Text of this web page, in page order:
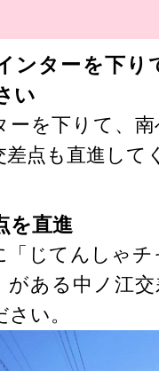
ンターを下り
い
ーを下りて、南
点も直進して
を直進
「じてんしゃチ
がある中ノ江
い。